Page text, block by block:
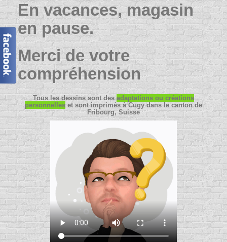
En vacances, magasin
en pause.
Merci de votre
compréhension
Tous les dessins sont desadaptations ou créations
personnelles et sont imprimés à Cugy dans le canton de
Fribourg, Suisse